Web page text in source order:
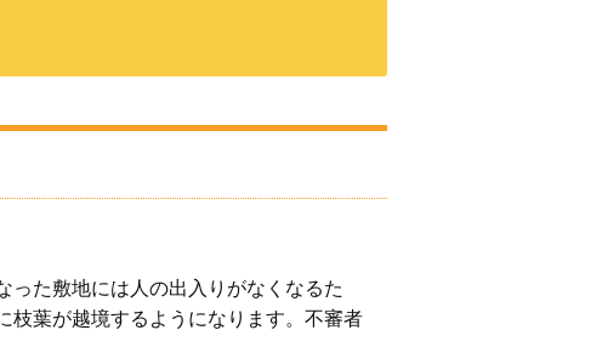
った敷地には人の出入りがなくなるた
枝葉が越境するようになります。不審者